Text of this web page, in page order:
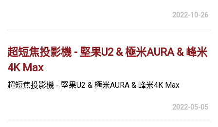
2022-10-26
超短焦投影機 - 堅果U2 & 極米AURA & 峰米
4K Max
超短焦投影機 - 堅果U2 & 極米AURA & 峰米4K Max
2022-05-05